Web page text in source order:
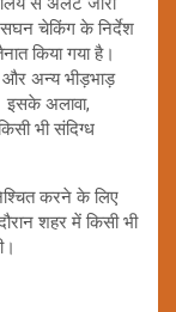
सघन चेकिंग के निर्देश
किया गया है।
और अन्य भीड़भाड़
इसके अलावा,
भी संदिग्ध
करने के लिए
शहर में किसी भी